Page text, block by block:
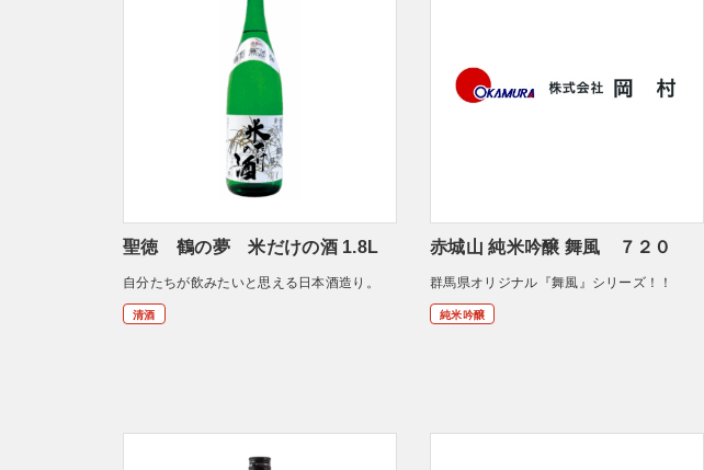
聖徳 鶴の夢 米だけの酒 1.8L
自分たちが飲みたいと思える日本酒造り。
清酒
赤城山 純米吟醸 舞風 ７２０
群馬県オリジナル『舞風』シリーズ！！
純米吟醸